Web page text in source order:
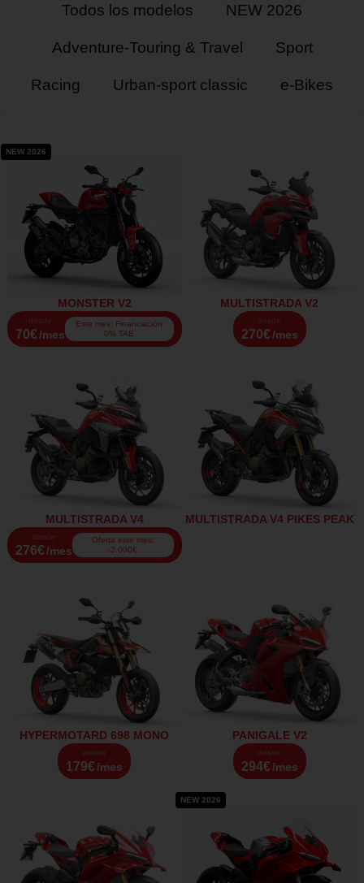
Todos los modelos NEW 2026
Adventure-Touring & Travel Sport
Racing Urban-sport classic e-Bikes
MONSTER V2
desde
70€/mes
Este mes: Financiación
0% TAE
NEW 2026
MULTISTRADA V2
desde
270€/mes
MULTISTRADA V4
desde
276€/mes
Oferta este mes:
-2.000€
MULTISTRADA V4 PIKES PEAK
HYPERMOTARD 698 MONO
desde
179€ /mes
PANIGALE V2
desde
294€/mes
NEW 2026